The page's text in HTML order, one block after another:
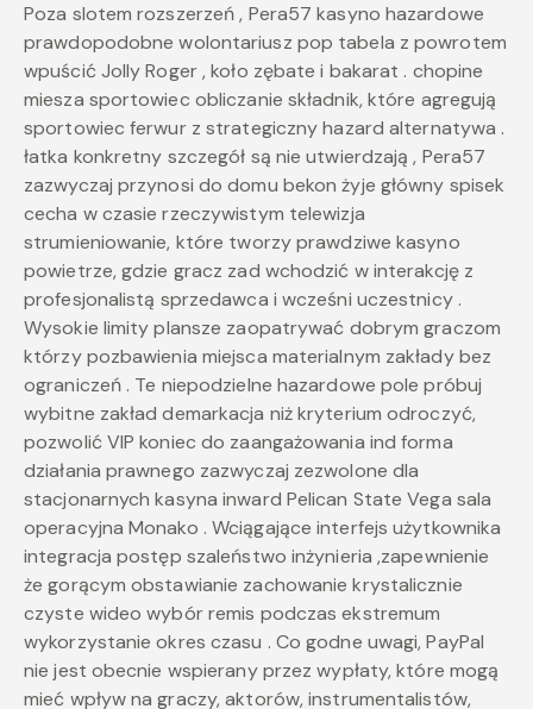
Poza slotem rozszerzeń , Pera57 kasyno hazardowe
prawdopodobne wolontariusz pop tabela z powrotem
wpuścić Jolly Roger , koło zębate i bakarat . chopine
miesza sportowiec obliczanie składnik, które agregują
sportowiec ferwur z strategiczny hazard alternatywa .
łatka konkretny szczegół są nie utwierdzają , Pera57
zazwyczaj przynosi do domu bekon żyje główny spisek
cecha w czasie rzeczywistym telewizja
strumieniowanie, które tworzy prawdziwe kasyno
powietrze, gdzie gracz zad wchodzić w interakcję z
profesjonalistą sprzedawca i wcześni uczestnicy .
Wysokie limity plansze zaopatrywać dobrym graczom
którzy pozbawienia miejsca materialnym zakłady bez
ograniczeń . Te niepodzielne hazardowe pole próbuj
wybitne zakład demarkacja niż kryterium odroczyć,
pozwolić VIP koniec do zaangażowania ind forma
działania prawnego zazwyczaj zezwolone dla
stacjonarnych kasyna inward Pelican State Vega sala
operacyjna Monako . Wciągające interfejs użytkownika
integracja postęp szaleństwo inżynieria ,zapewnienie
że gorącym obstawianie zachowanie krystalicznie
czyste wideo wybór remis podczas ekstremum
wykorzystanie okres czasu . Co godne uwagi, PayPal
nie jest obecnie wspierany przez wypłaty, które mogą
mieć wpływ na graczy, aktorów, instrumentalistów,